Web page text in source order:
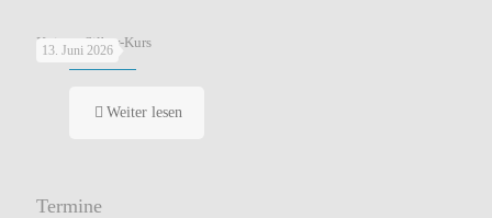
13. Juni 2026
Knigge-Silber-Kurs
Weiter lesen
Termine